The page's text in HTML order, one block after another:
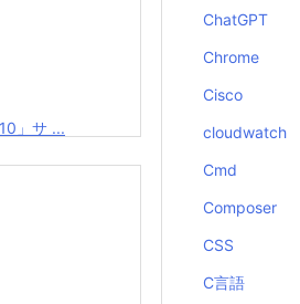
」サ ...
ChatGPT
Chrome
Cisco
cloudwatch
Cmd
Composer
CSS
C言語